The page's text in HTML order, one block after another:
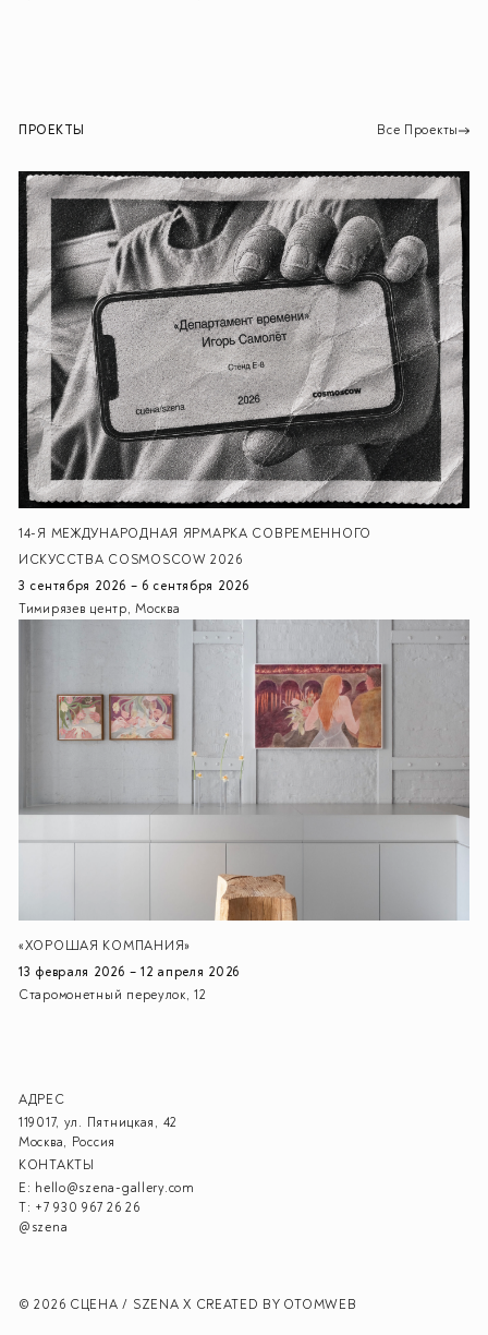
ПРОЕКТЫ Все Проекты
14-Я МЕЖДУНАРОДНАЯ ЯРМАРКА СОВРЕМЕННОГО
ИСКУССТВА COSMOSCOW 2026
3 сентября 2026 – 6 сентября 2026
Тимирязев центр, Москва
«ХОРОШАЯ КОМПАНИЯ»
13 февраля 2026 – 12 апреля 2026
Старомонетный переулок, 12
АДРЕС
119017, ул. Пятницкая, 42
Москва, Россия
КОНТАКТЫ
E: hello@szena-gallery.com
T: +7 930 967 26 26
@szena
© 2026 СЦЕНА / SZENA X CREATED BY OTOMWEB